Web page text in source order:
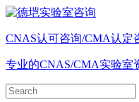
CNAS认可咨询/CMA认定
专业的CNAS/CMA实验室